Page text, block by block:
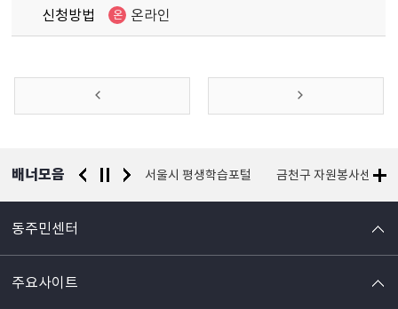
신청방법
온 온라인
배너모음
경찰청 유실물 통합포털 서울시 평생학습포털 금천구 자원봉사센터
동주민센터
주요사이트